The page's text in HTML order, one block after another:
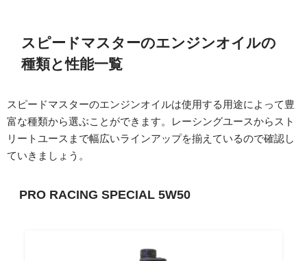
スピードマスターのエンジンオイルの
種類と性能一覧
スピードマスターのエンジンオイルは使用する用途によって豊
富な種類から選ぶことができます。レーシングユースからスト
リートユースまで幅広いラインアップを揃えているので確認し
ていきましょう。
PRO RACING SPECIAL 5W50